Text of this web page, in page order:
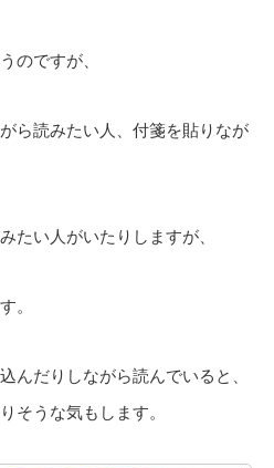
のですが、
ら読みたい人、付箋を貼りなが
たい人がいたりしますが、
。
んだりしながら読んでいると、
そうな気もします。